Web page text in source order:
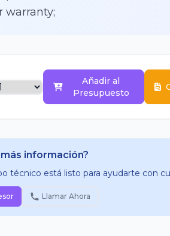
warranty;
Añadir al
Presupuesto
información?
técnico está listo para ayudarte con
Llamar Ahora